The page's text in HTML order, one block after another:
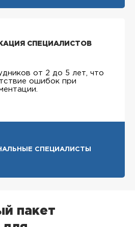
СПЕЦИАЛИСТОВ
от 2 до 5 лет, что
ошибок при
СПЕЦИАЛИСТЫ
пакет